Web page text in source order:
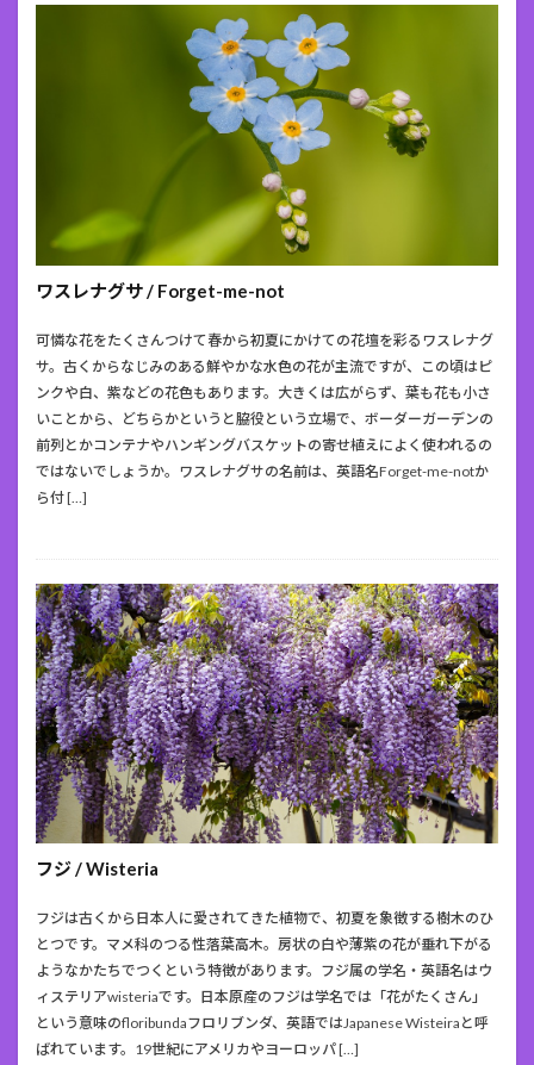
ワスレナグサ / Forget-me-not
可憐な花をたくさんつけて春から初夏にかけての花壇を彩るワスレナグ
サ。古くからなじみのある鮮やかな水色の花が主流ですが、この頃はピ
ンクや白、紫などの花色もあります。大きくは広がらず、葉も花も小さ
いことから、どちらかというと脇役という立場で、ボーダーガーデンの
前列とかコンテナやハンギングバスケットの寄せ植えによく使われるの
ではないでしょうか。ワスレナグサの名前は、英語名Forget-me-notか
ら付 […]
フジ / Wisteria
フジは古くから日本人に愛されてきた植物で、初夏を象徴する樹木のひ
とつです。マメ科のつる性落葉高木。房状の白や薄紫の花が垂れ下がる
ようなかたちでつくという特徴があります。フジ属の学名・英語名はウ
ィステリアwisteriaです。日本原産のフジは学名では「花がたくさん」
という意味のfloribundaフロリブンダ、英語ではJapanese Wisteiraと呼
ばれています。19世紀にアメリカやヨーロッパ […]